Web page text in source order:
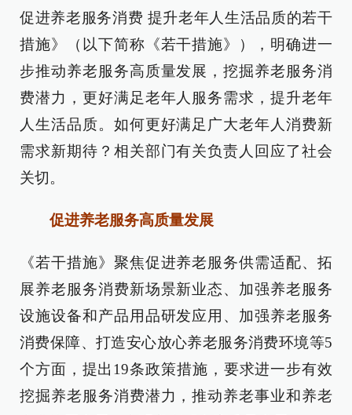
促进养老服务消费 提升老年人生活品质的若干
措施》（以下简称《若干措施》），明确进一
步推动养老服务高质量发展，挖掘养老服务消
费潜力，更好满足老年人服务需求，提升老年
人生活品质。如何更好满足广大老年人消费新
需求新期待？相关部门有关负责人回应了社会
关切。
促进养老服务高质量发展
《若干措施》聚焦促进养老服务供需适配、拓
展养老服务消费新场景新业态、加强养老服务
设施设备和产品用品研发应用、加强养老服务
消费保障、打造安心放心养老服务消费环境等5
个方面，提出19条政策措施，要求进一步有效
挖掘养老服务消费潜力，推动养老事业和养老